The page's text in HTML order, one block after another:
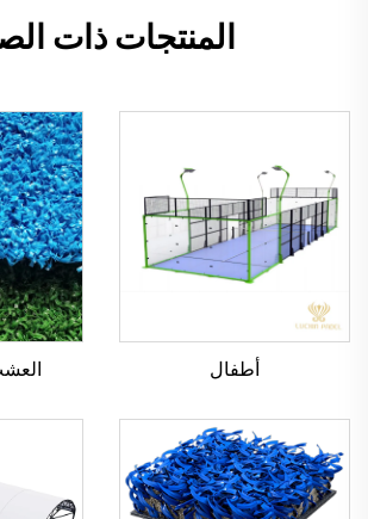
المنتجات ذات
أطفال